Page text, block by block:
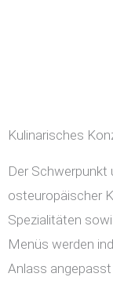
Kulinarisches
Der
osteuropäischer
Spezialitäten
Menüs werden
Anlass